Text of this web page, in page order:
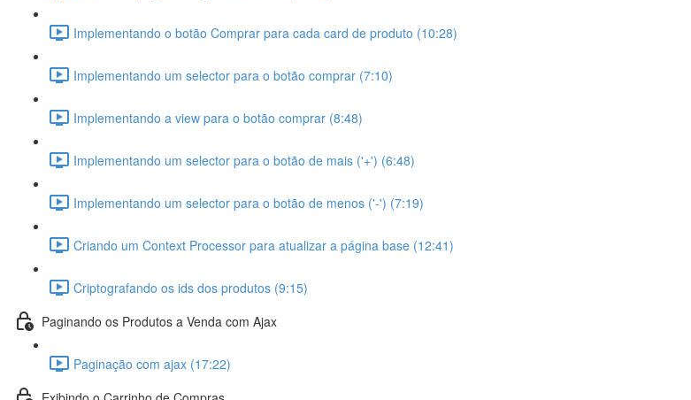
Implementando o botão Comprar para cada card de produto (10:28)
Implementando um selector para o botão comprar (7:10)
Implementando a view para o botão comprar (8:48)
Implementando um selector para o botão de mais ('+') (6:48)
Implementando um selector para o botão de menos ('-') (7:19)
Criando um Context Processor para atualizar a página base (12:41)
Criptografando os ids dos produtos (9:15)
Paginando os Produtos a Venda com Ajax
Paginação com ajax (17:22)